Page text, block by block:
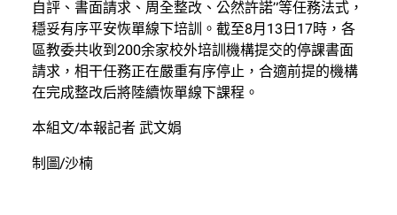
自評、書面請求、周全整改、公然許諾”等任務法式，
穩妥有序平安恢單線下培訓。截至8月13日17時，各
區教委共收到200余家校外培訓機構提交的停課書面
請求，相干任務正在嚴重有序停止，合適前提的機構
在完成整改后將陸續恢單線下課程。
本組文/本報記者 武文娟
制圖/沙楠